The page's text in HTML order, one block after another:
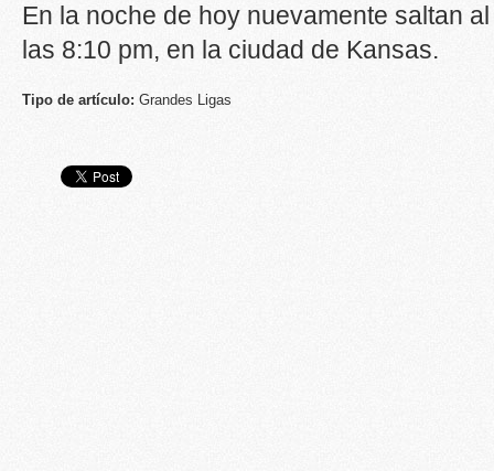
En la noche de hoy nuevamente saltan
las 8:10 pm, en la ciudad de Kansas.
Tipo de artículo: Grandes Ligas